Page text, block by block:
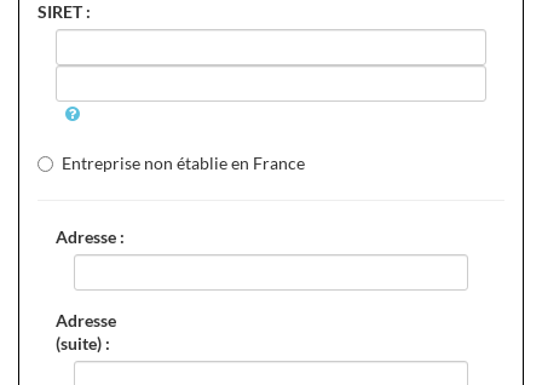
SIRET :
Entreprise non établie en France
Adresse :
Adresse
(suite) :